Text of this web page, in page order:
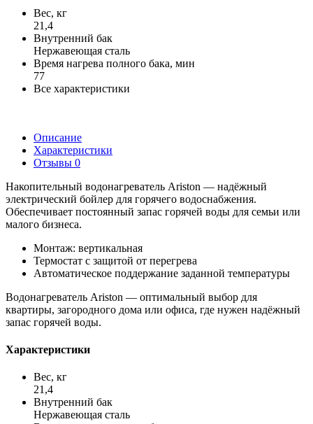
Вес, кг
21,4
Внутренний бак
Нержавеющая сталь
Время нагрева полного бака, мин
77
Все характеристики
Описание
Характеристики
Отзывы 0
Накопительный водонагреватель Ariston — надёжный
электрический бойлер для горячего водоснабжения.
Обеспечивает постоянный запас горячей воды для семьи или
малого бизнеса.
Монтаж: вертикальная
Термостат с защитой от перегрева
Автоматическое поддержание заданной температуры
Водонагреватель Ariston — оптимальный выбор для
квартиры, загородного дома или офиса, где нужен надёжный
запас горячей воды.
Характеристики
Вес, кг
21,4
Внутренний бак
Нержавеющая сталь